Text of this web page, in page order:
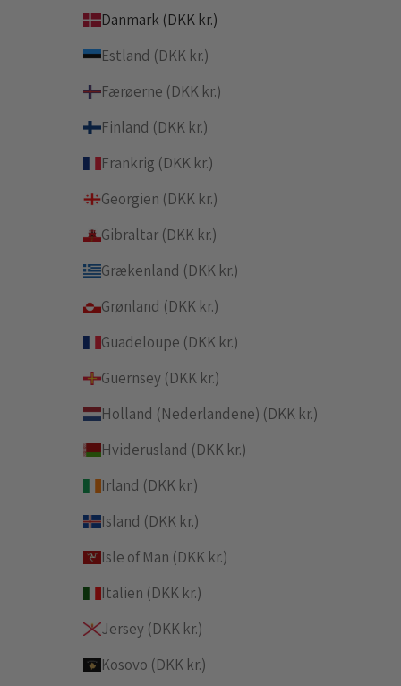
Danmark (DKK kr.)
Estland (DKK kr.)
Færøerne (DKK kr.)
Finland (DKK kr.)
Frankrig (DKK kr.)
Georgien (DKK kr.)
Gibraltar (DKK kr.)
Grækenland (DKK kr.)
Grønland (DKK kr.)
Guadeloupe (DKK kr.)
Guernsey (DKK kr.)
Holland (Nederlandene) (DKK kr.)
Hviderusland (DKK kr.)
Irland (DKK kr.)
Island (DKK kr.)
Isle of Man (DKK kr.)
Italien (DKK kr.)
Jersey (DKK kr.)
Kosovo (DKK kr.)